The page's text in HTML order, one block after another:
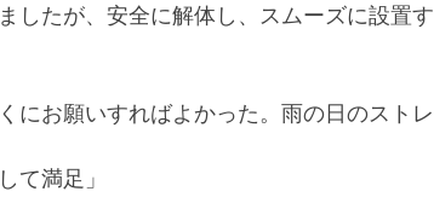
したが、安全に解体し、スムーズに設置す
にお願いすればよかった。雨の日のストレ
て満足」